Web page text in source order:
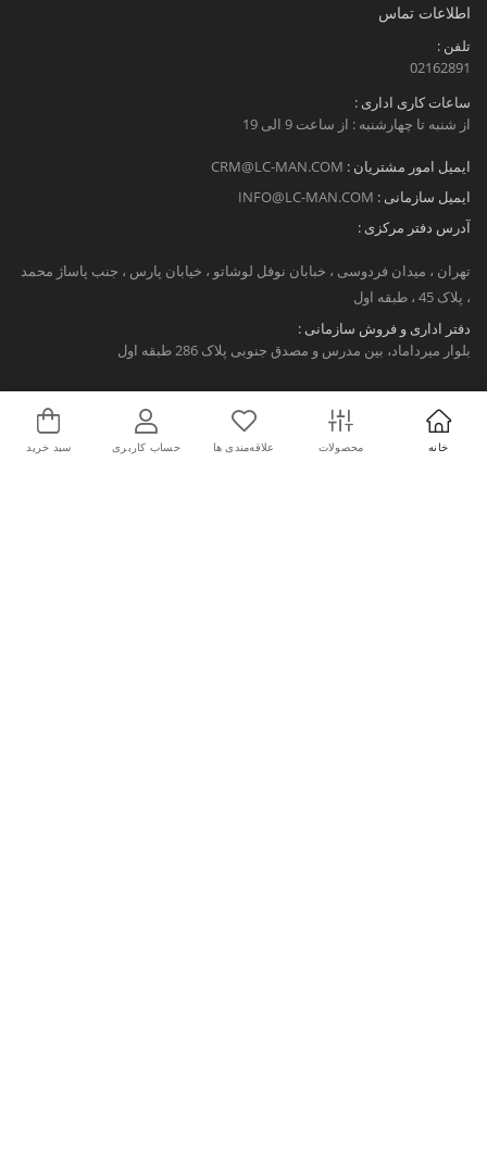
اطلاعات تماس
تلفن :
02162891
ساعات کاری اداری :
از شنبه تا چهارشنبه : از ساعت 9 الی 19
ایمیل امور مشتریان : CRM@LC-MAN.COM
ایمیل سازمانی : INFO@LC-MAN.COM
آدرس دفتر مرکزی :
تهران ، میدان فردوسی ، خبابان نوفل لوشاتو ، خیابان پارس ، جنب پاساژ محمد
، پلاک 45 ، طبقه اول
دفتر اداری و فروش سازمانی :
بلوار میرداماد، بین مدرس و مصدق جنوبی پلاک 286 طبقه اول
اخذ نمایندگی
خانه محصولات علاقه‌مندی ها حساب کاربری سبد خرید